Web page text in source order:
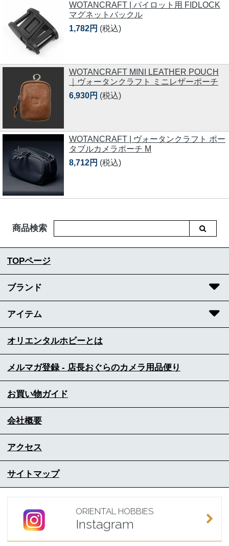
WOTANCRAFT | パイロット用 FIDLOCK
マグネットバックル
1,782円 (税込)
WOTANCRAFT MINI LEATHER POUCH
｜ヴォータンクラフト ミニレザーポーチ
6,930円 (税込)
WOTANCRAFT | ヴォータンクラフト ポー
タブルカメラポーチ M
8,712円 (税込)
商品検索
TOPページ
ブランド
アイテム
オリエンタルホビーとは
メルマガ登録 - 店長おぐらのカメラ用品便り
お買い物ガイド
会社概要
アクセス
サイトマップ
ORIENTAL HOBBIES
Instagram